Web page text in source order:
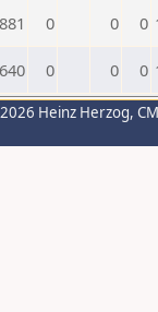
0 0 0
0 0 0
Heinz Herzog,